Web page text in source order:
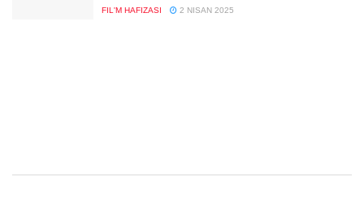
FIL'M HAFIZASI 2 NISAN 2025